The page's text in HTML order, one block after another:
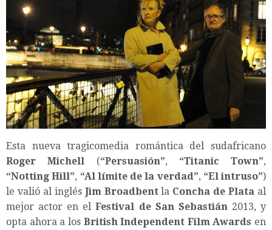
Esta nueva tragicomedia romántica del sudafricano
Roger Michell (“Persuasión”, “Titanic Town”,
“Notting Hill”, “Al límite de la verdad”, “El intruso”)
le valió al inglés Jim Broadbentla Concha de Plata al
mejor actor en elFestival de San Sebastián 2013, y
opta ahora a los British Independent Film Awards en